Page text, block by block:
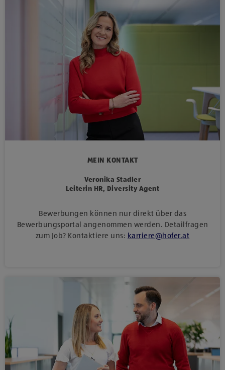
MEIN KONTAKT
Veronika Stadler
Leiterin HR, Diversity Agent
Bewerbungen können nur direkt über das
Bewerbungsportal angenommen werden. Detailfragen
zum Job? Kontaktiere uns: karriere@hofer.at